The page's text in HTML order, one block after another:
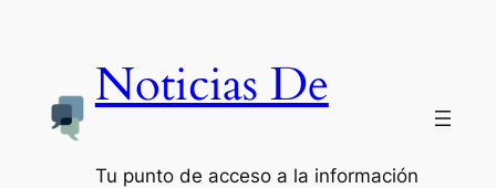
Noticias De
Tu punto de acceso a la información